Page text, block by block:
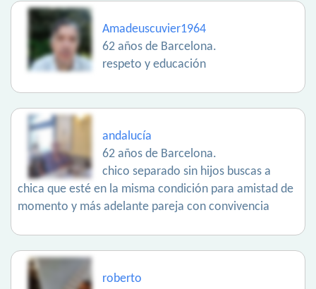
Amadeuscuvier1964
62 años de Barcelona.
respeto y educación
andalucía
62 años de Barcelona.
chico separado sin hijos buscas a
chica que esté en la misma condición para amistad de
momento y más adelante pareja con convivencia
roberto